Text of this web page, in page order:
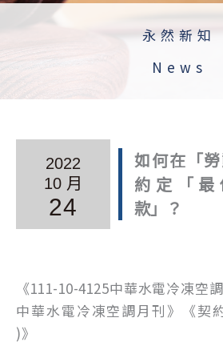
永然新知
News
2022
10 月
24
如何在「
約定「
款」？
《111-10-4125中華水電冷凍空
中華水電冷凍空調月刊》《契
)》